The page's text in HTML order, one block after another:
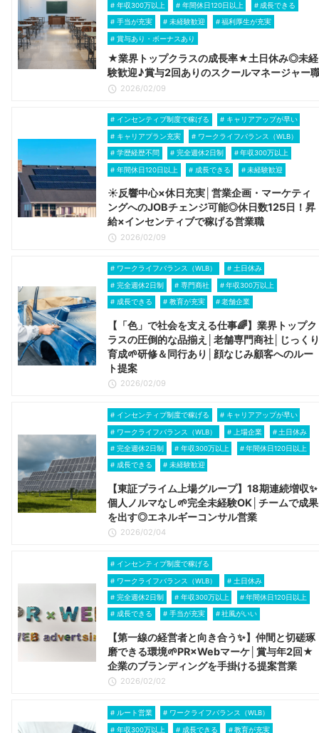
年収300万以上 年間休日120日以上 成長できる
手当が充実 未経験歓迎 福利厚生が充実
賞与あり・ボーナスあり
★業界トップクラスの成長率★土日休み◎未経
験歓迎♪賞与2回ありのスクールマネージャー
2026/02/09
インセンティブ制度で稼げる キャリアアップが早い
キャリアプラン充実 ワークライフバランス（WLB）
学歴経歴不問 完全週休2日制 年収300万以上
年間休日120日以上 成長できる 未経験歓迎
☀️反響中心×休日充実│営業企画・マーケティ
ングへのJOBチェンジ可能◎休日数125日！昇
給×インセンティブで稼げる営業職
2026/02/09
ワークライフバランス（WLB） 土日休み
完全週休2日制 専門商社 年収300万以上
成長できる 教育が充実 老舗企業
【「色」で社会を支える仕事🌈】業界トップク
ラスの圧倒的な品揃え│老舗専門商社│じっく
育成🌱研修＆同行あり│顔なじみ顧客へのルー
ト提案
2026/02/09
インセンティブ制度で稼げる キャリアアップが早い
ワークライフバランス（WLB） 上場企業 土日休み
完全週休2日制 年収300万以上 年間休日120日以上
成長できる 未経験歓迎
【東証プライム上場グループ】18期連続増収✨
個人ノルマなし🌱完全未経験OK│チームで成果
を出す◎エネルギーコンサル営業
2026/02/04
インセンティブ制度で稼げる
ワークライフバランス（WLB） 土日休み
完全週休2日制 年収300万以上 年間休日120日以上
成長できる 手当が充実 社風がいい
【第一線の経営者と向き合う✨】仲間と切磋琢
磨できる環境🌱PR×Webマーケ│賞与年2回★
企業のブランディングを手掛ける提案営業
2026/02/02
ルート営業 ワークライフバランス（WLB）
年収300万以上 成長できる 教育が充実